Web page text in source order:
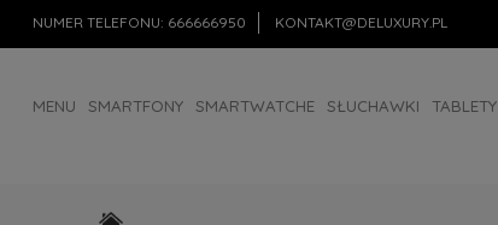
NUMER TELEFONU: 666666950 KONTAKT@DELUXURY.PL
MENU SMARTFONY SMARTWATCHE SŁUCHAWKI TABLETY